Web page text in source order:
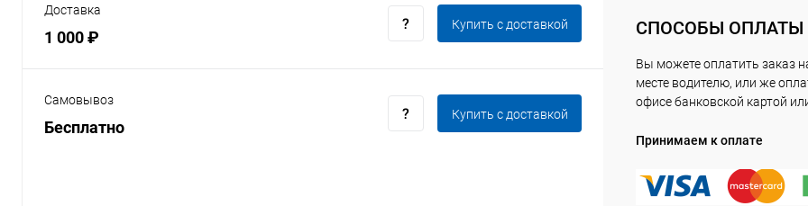
Доставка
1 000 ₽
Купить c доставкой
Самовывоз
Бесплатно
Купить c доставкой
СПОСОБЫ ОПЛАТЫ
Вы можете оплатить заказ
месте водителю, или же
офисе банковской картой
Принимаем к оплате